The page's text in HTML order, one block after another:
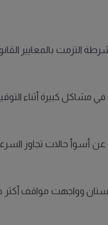
بالمعايير
مشاكل كبيرة أثناء
عن أسوأ حالات تجاوز
وواجهت مواقف أكثر